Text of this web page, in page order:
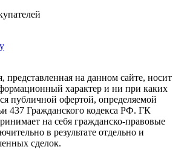
на данном сайте, носит
характер и ни при каких
публичной офертой, определяемой
437 Гражданского кодекса РФ. ГК
на себя гражданско-правовые
в результате отдельно и
сделок.